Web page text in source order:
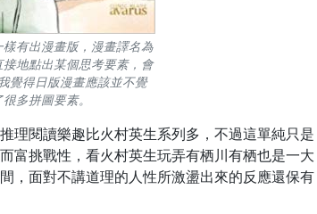
有出漫畫版，漫畫譯名為
地點出某個思考要素，會
覺得日版漫畫應該並不覺
多拼圖要素。
理閱讀樂趣比火村英生系列多，不過這單純只是
富挑戰性，看火村英生玩弄有栖川有栖也是一大
，面對不講道理的人性所激盪出來的反應還保有